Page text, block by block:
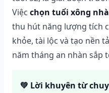
Việc chọn tuổi xông
thu hút năng lượng tích
khỏe, tài lộc và tạo nền
năm tháng an nhàn sắp
💚 Lời khuyên từ